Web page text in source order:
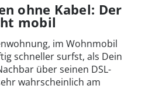
ohne Kabel: Der
mobil
im Wohnmobil
schneller surfst, als Dein
über seinen DSL-
wahrscheinlich am